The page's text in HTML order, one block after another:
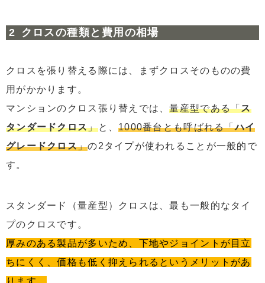
クロスの種類と費用の相場
クロスを張り替える際には、まずクロスそのものの費
用がかかります。
マンションのクロス張り替えでは、量産型である「ス
タンダードクロス」と、1000番台とも呼ばれる「ハイ
グレードクロス」の2タイプが使われることが一般的で
す。
スタンダード（量産型）クロスは、最も一般的なタイ
プのクロスです。
厚みのある製品が多いため、下地やジョイントが目立
ちにくく、価格も低く抑えられるというメリットがあ